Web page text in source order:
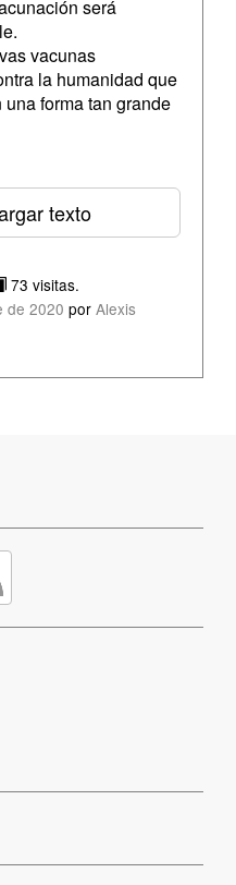
será
vacunas
la humanidad que
forma tan grande
texto
73 visitas.
de 2020 por Alexis